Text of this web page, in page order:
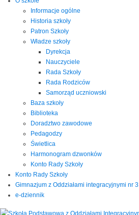
Informacje ogólne
Historia szkoły
Patron Szkoły
Władze szkoły
Dyrekcja
Nauczyciele
Rada Szkoły
Rada Rodziców
Samorząd uczniowski
Baza szkoły
Biblioteka
Doradztwo zawodowe
Pedagodzy
Świetlica
Harmonogram dzwonków
Konto Rady Szkoły
Konto Rady Szkoły
Gimnazjum z Oddziałami integracyjnymi nr 3
e-dziennik